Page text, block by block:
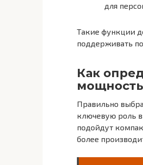
для
Такие функции
поддерживать
Как
мощность
Правильно
ключевую роль
подойдут
более